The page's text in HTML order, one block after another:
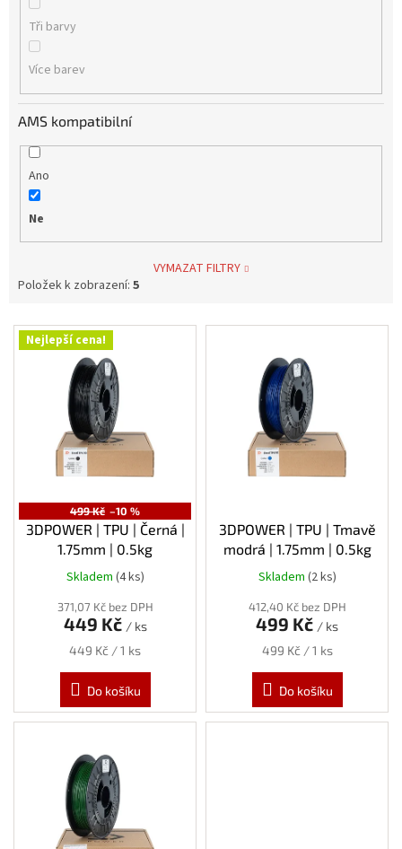
Tři barvy
Více barev
AMS kompatibilní
Ano
Ne
VYMAZAT FILTRY
Položek k zobrazení: 5
V Nejlepší cena!
499 Kč –10 %
3DPOWER | TPU | Černá |
1.75mm | 0.5kg
Skladem (4 ks)
371,07 Kč bez DPH
449 Kč / ks
Měrná
449 Kč / 1 ks
Do košíku
3DPOWER | TPU | Tmavě
modrá | 1.75mm | 0.5kg
Skladem (2 ks)
412,40 Kč bez DPH
499 Kč / ks
Měrná
499 Kč / 1 ks
Do košíku